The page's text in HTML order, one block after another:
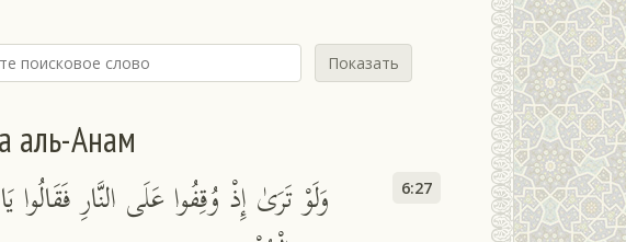
Показать
аль-Анам
وَلَوْ تَرَىٰ إِذْ وُقِفُوا عَلَى النَّارِ
6:27